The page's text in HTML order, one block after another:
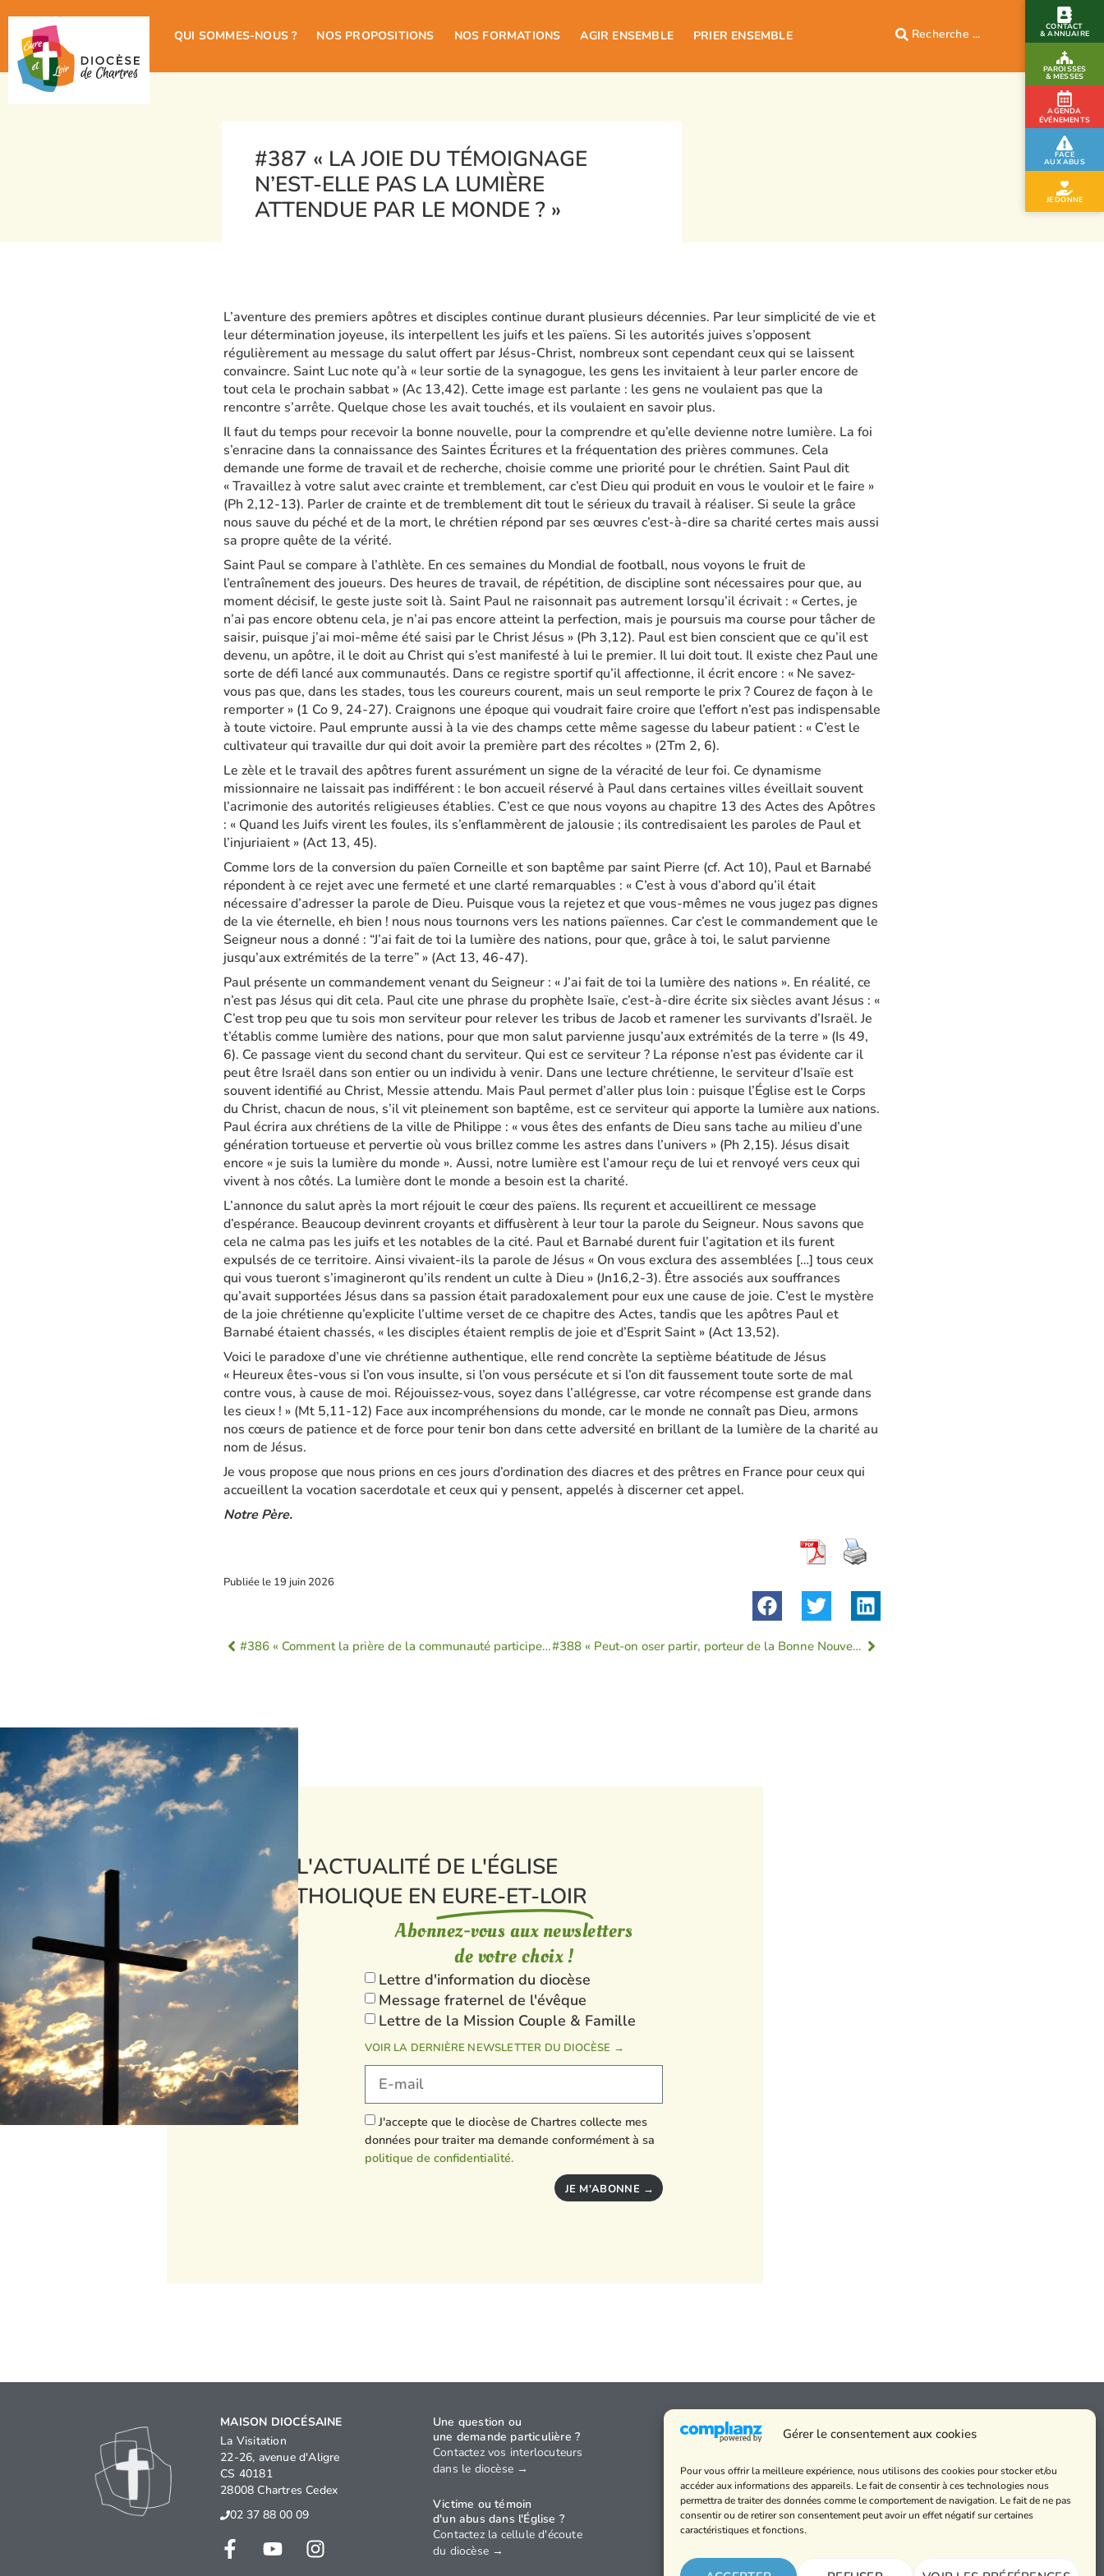
Gérer le consentement aux cookies
Pour vous offrir la meilleure expérience, nous utilisons des cookies pour stocker et/ou
accéder aux informations des appareils. Le fait de consentir à ces technologies nous
permettra de traiter des données comme le comportement de navigation. Le fait de ne pas
consentir ou de retirer son consentement peut avoir un effet négatif sur certaines
caractéristiques et fonctions.
CONTACT
& ANNUAIRE
PAROISSES
& MESSES
AGENDA
ÉVÉNEMENTS
FACE
AUX ABUS
JE DONNE
QUI SOMMES-NOUS ? NOS PROPOSITIONS NOS FORMATIONS AGIR ENSEMBLE PRIER ENSEMBLE
#387 « LA JOIE DU TÉMOIGNAGE
N’EST-ELLE PAS LA LUMIÈRE
ATTENDUE PAR LE MONDE ? »
L’aventure des premiers apôtres et disciples continue durant plusieurs décennies. Par leur simplicité de vie et
leur détermination joyeuse, ils interpellent les juifs et les païens. Si les autorités juives s’opposent
régulièrement au message du salut offert par Jésus-Christ, nombreux sont cependant ceux qui se laissent
convaincre. Saint Luc note qu’à « leur sortie de la synagogue, les gens les invitaient à leur parler encore de
tout cela le prochain sabbat » (Ac 13,42). Cette image est parlante : les gens ne voulaient pas que la
rencontre s’arrête. Quelque chose les avait touchés, et ils voulaient en savoir plus.
Il faut du temps pour recevoir la bonne nouvelle, pour la comprendre et qu’elle devienne notre lumière. La foi
s’enracine dans la connaissance des Saintes Écritures et la fréquentation des prières communes. Cela
demande une forme de travail et de recherche, choisie comme une priorité pour le chrétien. Saint Paul dit
« Travaillez à votre salut avec crainte et tremblement, car c’est Dieu qui produit en vous le vouloir et le faire »
(Ph 2,12-13). Parler de crainte et de tremblement dit tout le sérieux du travail à réaliser. Si seule la grâce
nous sauve du péché et de la mort, le chrétien répond par ses œuvres c’est-à-dire sa charité certes mais aussi
sa propre quête de la vérité.
Saint Paul se compare à l’athlète. En ces semaines du Mondial de football, nous voyons le fruit de
l’entraînement des joueurs. Des heures de travail, de répétition, de discipline sont nécessaires pour que, au
moment décisif, le geste juste soit là. Saint Paul ne raisonnait pas autrement lorsqu’il écrivait : « Certes, je
n’ai pas encore obtenu cela, je n’ai pas encore atteint la perfection, mais je poursuis ma course pour tâcher de
saisir, puisque j’ai moi-même été saisi par le Christ Jésus » (Ph 3,12). Paul est bien conscient que ce qu’il est
devenu, un apôtre, il le doit au Christ qui s’est manifesté à lui le premier. Il lui doit tout. Il existe chez Paul une
sorte de défi lancé aux communautés. Dans ce registre sportif qu’il affectionne, il écrit encore : « Ne savez-
vous pas que, dans les stades, tous les coureurs courent, mais un seul remporte le prix ? Courez de façon à le
remporter » (1 Co 9, 24-27). Craignons une époque qui voudrait faire croire que l’effort n’est pas indispensable
à toute victoire. Paul emprunte aussi à la vie des champs cette même sagesse du labeur patient : « C’est le
cultivateur qui travaille dur qui doit avoir la première part des récoltes » (2Tm 2, 6).
Le zèle et le travail des apôtres furent assurément un signe de la véracité de leur foi. Ce dynamisme
missionnaire ne laissait pas indifférent : le bon accueil réservé à Paul dans certaines villes éveillait souvent
l’acrimonie des autorités religieuses établies. C’est ce que nous voyons au chapitre 13 des Actes des Apôtres
: « Quand les Juifs virent les foules, ils s’enflammèrent de jalousie ; ils contredisaient les paroles de Paul et
l’injuriaient » (Act 13, 45).
Comme lors de la conversion du païen Corneille et son baptême par saint Pierre (cf. Act 10), Paul et Barnabé
répondent à ce rejet avec une fermeté et une clarté remarquables : « C’est à vous d’abord qu’il était
nécessaire d’adresser la parole de Dieu. Puisque vous la rejetez et que vous-mêmes ne vous jugez pas dignes
de la vie éternelle, eh bien ! nous nous tournons vers les nations païennes. Car c’est le commandement que le
Seigneur nous a donné : “J’ai fait de toi la lumière des nations, pour que, grâce à toi, le salut parvienne
jusqu’aux extrémités de la terre” » (Act 13, 46-47).
Paul présente un commandement venant du Seigneur : « J’ai fait de toi la lumière des nations ». En réalité, ce
n’est pas Jésus qui dit cela. Paul cite une phrase du prophète Isaïe, c’est-à-dire écrite six siècles avant Jésus : «
C’est trop peu que tu sois mon serviteur pour relever les tribus de Jacob et ramener les survivants d’Israël. Je
t’établis comme lumière des nations, pour que mon salut parvienne jusqu’aux extrémités de la terre » (Is 49,
6). Ce passage vient du second chant du serviteur. Qui est ce serviteur ? La réponse n’est pas évidente car il
peut être Israël dans son entier ou un individu à venir. Dans une lecture chrétienne, le serviteur d’Isaïe est
souvent identifié au Christ, Messie attendu. Mais Paul permet d’aller plus loin : puisque l’Église est le Corps
du Christ, chacun de nous, s’il vit pleinement son baptême, est ce serviteur qui apporte la lumière aux nations.
Paul écrira aux chrétiens de la ville de Philippe : « vous êtes des enfants de Dieu sans tache au milieu d’une
génération tortueuse et pervertie où vous brillez comme les astres dans l’univers » (Ph 2,15). Jésus disait
encore « je suis la lumière du monde ». Aussi, notre lumière est l’amour reçu de lui et renvoyé vers ceux qui
vivent à nos côtés. La lumière dont le monde a besoin est la charité.
L’annonce du salut après la mort réjouit le cœur des païens. Ils reçurent et accueillirent ce message
d’espérance. Beaucoup devinrent croyants et diffusèrent à leur tour la parole du Seigneur. Nous savons que
cela ne calma pas les juifs et les notables de la cité. Paul et Barnabé durent fuir l’agitation et ils furent
expulsés de ce territoire. Ainsi vivaient-ils la parole de Jésus « On vous exclura des assemblées […] tous ceux
qui vous tueront s’imagineront qu’ils rendent un culte à Dieu » (Jn16,2-3). Être associés aux souffrances
qu’avait supportées Jésus dans sa passion était paradoxalement pour eux une cause de joie. C’est le mystère
de la joie chrétienne qu’explicite l’ultime verset de ce chapitre des Actes, tandis que les apôtres Paul et
Barnabé étaient chassés, « les disciples étaient remplis de joie et d’Esprit Saint » (Act 13,52).
Voici le paradoxe d’une vie chrétienne authentique, elle rend concrète la septième béatitude de Jésus
« Heureux êtes-vous si l’on vous insulte, si l’on vous persécute et si l’on dit faussement toute sorte de mal
contre vous, à cause de moi. Réjouissez-vous, soyez dans l’allégresse, car votre récompense est grande dans
les cieux ! » (Mt 5,11-12) Face aux incompréhensions du monde, car le monde ne connaît pas Dieu, armons
nos cœurs de patience et de force pour tenir bon dans cette adversité en brillant de la lumière de la charité au
nom de Jésus.
Je vous propose que nous prions en ces jours d’ordination des diacres et des prêtres en France pour ceux qui
accueillent la vocation sacerdotale et ceux qui y pensent, appelés à discerner cet appel.
Notre Père.
Publiée le 19 juin 2026
#386 « Comment la prière de la communauté participe à la libération de Pierre ? » #388 « Peut-on oser partir, porteur de la Bonne Nouvelle, sur des chemins inconnus ? »
L'ACTUALITÉ DE L'ÉGLISE
CATHOLIQUE EN EURE-ET-LOIR
Abonnez-vous aux newsletters
de votre choix !
Lettre d'information du diocèse
Message fraternel de l'évêque
Lettre de la Mission Couple & Famille
VOIR LA DERNIÈRE NEWSLETTER DU DIOCÈSE →
J'accepte que le diocèse de Chartres collecte mes
données pour traiter ma demande conformément à sa
politique de confidentialité.
JE M'ABONNE →
MAISON DIOCÉSAINE
La Visitation
22-26, avenue d'Aligre
CS 40181
28008 Chartres Cedex
02 37 88 00 09
Une question ou
une demande particulière ?
Contactez vos interlocuteurs
dans le diocèse →
Victime ou témoin
d'un abus dans l'Église ?
Contactez la cellule d'écoute
du diocèse →
Agenda
Horaires messes
Politique de cookies et
confidentialité
Mentions légales